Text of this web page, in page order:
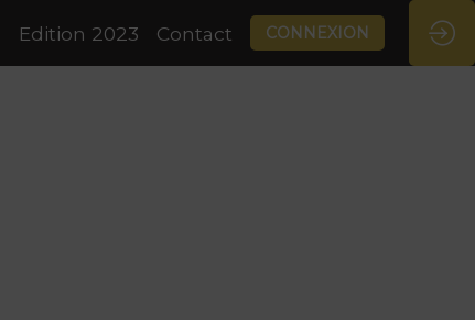
Edition 2023 Contact CONNEXION